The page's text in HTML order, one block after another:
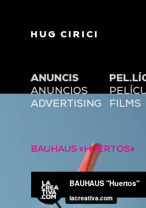
HUG CIRICI
ANUNCIS
ANUNCIOS
ADVERTISING
FILMS
BAUHAUS «HUERTOS»